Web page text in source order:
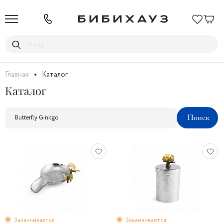
Главная Каталог
Каталог
Заканчивается Заканчивается